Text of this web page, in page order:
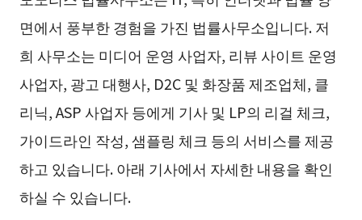
면에서 풍부한 경험을 가진 법률사무소입니다. 저
희 사무소는 미디어 운영 사업자, 리뷰 사이트 운영
사업자, 광고 대행사, D2C 및 화장품 제조업체, 클
리닉, ASP 사업자 등에게 기사 및 LP의 리걸 체크,
가이드라인 작성, 샘플링 체크 등의 서비스를 제공
하고 있습니다. 아래 기사에서 자세한 내용을 확인
하실 수 있습니다.